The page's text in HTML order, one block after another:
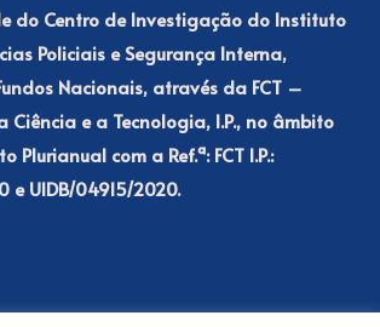
do Centro de Investigação do Instituto
Policiais e Segurança Interna,
Nacionais, através da FCT –
Ciência e a Tecnologia, I.P., no âmbito
Plurianual com a Ref.ª: FCT I.P.:
e UIDB/04915/2020.